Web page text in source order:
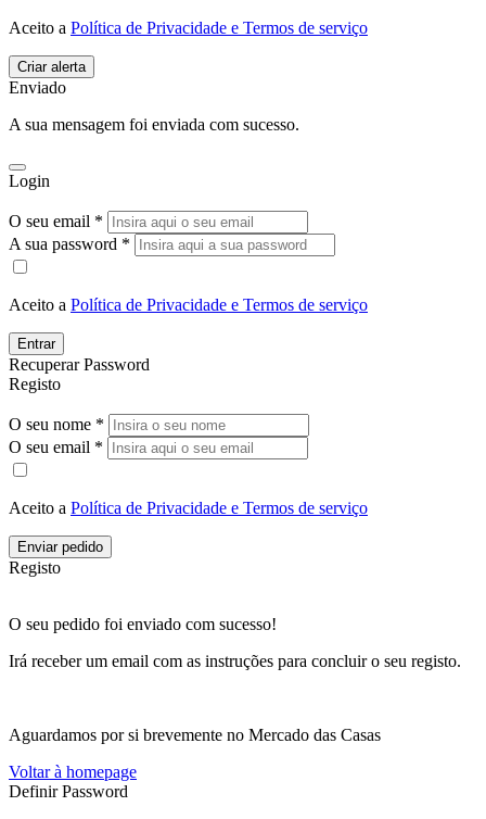
Aceito a Política de Privacidade e Termos de serviço
Enviado
A sua mensagem foi enviada com sucesso.
Login
O seu email *
A sua password *
Aceito a Política de Privacidade e Termos de serviço
Entrar
Recuperar Password
Registo
O seu nome *
O seu email *
Aceito a Política de Privacidade e Termos de serviço
Enviar pedido
Registo
O seu pedido foi enviado com sucesso!
Irá receber um email com as instruções para concluir o seu registo.
Aguardamos por si brevemente no Mercado das Casas
Voltar à homepage
Definir Password